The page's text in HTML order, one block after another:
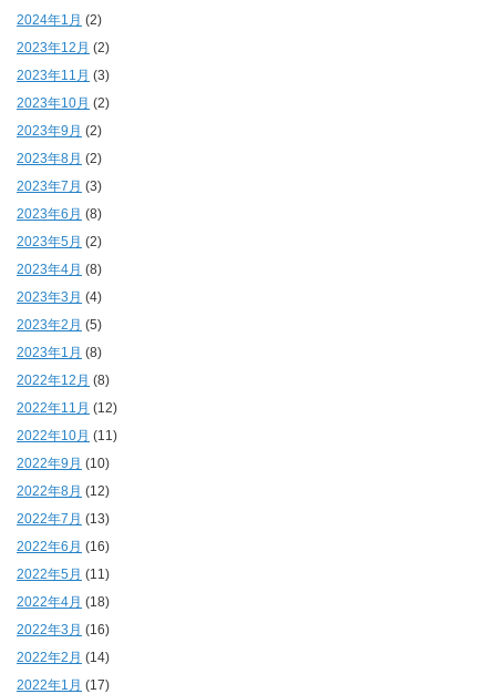
2024年1月 (2)
2023年12月 (2)
2023年11月 (3)
2023年10月 (2)
2023年9月 (2)
2023年8月 (2)
2023年7月 (3)
2023年6月 (8)
2023年5月 (2)
2023年4月 (8)
2023年3月 (4)
2023年2月 (5)
2023年1月 (8)
2022年12月 (8)
2022年11月 (12)
2022年10月 (11)
2022年9月 (10)
2022年8月 (12)
2022年7月 (13)
2022年6月 (16)
2022年5月 (11)
2022年4月 (18)
2022年3月 (16)
2022年2月 (14)
2022年1月 (17)